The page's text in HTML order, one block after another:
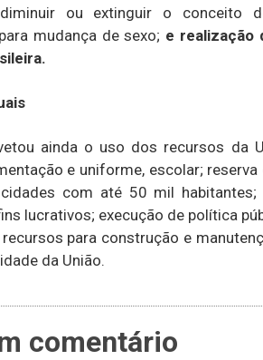
diminuir ou extinguir o conceito
mudança de sexo; e realização
ainda o uso dos recursos da
e uniforme, escolar;
com até 50 mil
lucrativos; execução de política
para construção e
da União.
comentário